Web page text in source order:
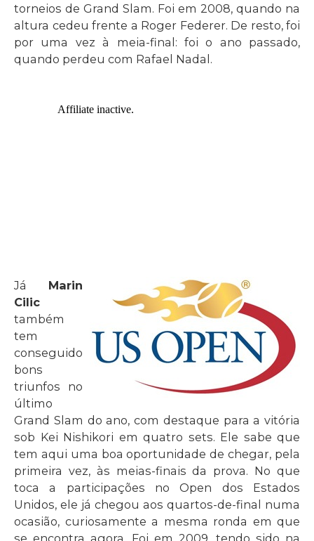
torneios de Grand Slam. Foi em 2008, quando na
altura cedeu frente a Roger Federer. De resto, foi
por uma vez à meia-final: foi o ano passado,
quando perdeu com Rafael Nadal.
Já Marin
Cilic
também
tem
conseguido
bons
triunfos no
último
Grand Slam do ano, com destaque para a vitória
sob Kei Nishikori em quatro sets. Ele sabe que
tem aqui uma boa oportunidade de chegar, pela
primeira vez, às meias-finais da prova. No que
toca a participações no Open dos Estados
Unidos, ele já chegou aos quartos-de-final numa
ocasião, curiosamente a mesma ronda em que
se encontra agora. Foi em 2009, tendo sido na